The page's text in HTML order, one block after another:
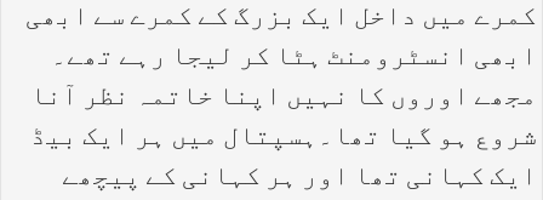
کمرے میں داخل ایک بزرگ کے کمرے سے ابھی
ابھی انسٹرومنٹ ہٹا کر لیجا رہے تھے۔
مجھے اوروں کا نہیں اپنا خاتمہ نظر آنا
شروع ہو گیا تھا۔ہسپتال میں ہر ایک بیڈ
ایک کہانی تھا اور ہر کہانی کے پیچھے